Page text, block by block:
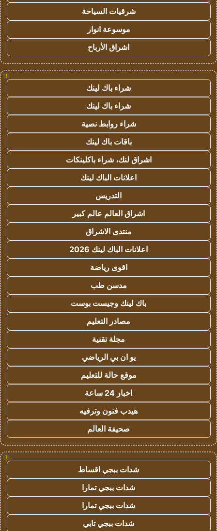
شرقيات السياحة
موسوعة انوار
اشراق الأرباح
!
شراء باك لينك
شراء باك لينك
شراء روابط نصية
باقات باك لينك
اشراق لنك، شراء باكلينكات
اعلانات الباك لينك
التدريس
اشراق العالم عالم كبير
منتدى الاشراق
اعلانات الباك لينك 2026
اقوى رياضة
مدسن طب
باك لينك وجيست بوست
مصادر التعليم
مجلة تقنية
يو ان بي الرياضي
موقع حالة للتعليم
اخبار 24 ساعة
هيدب فنون وترفيه
صحيفة العالم
!
شدات ببجي اقساط
شدات ببجي تمارا
شدات ببجي تمارا
شدات ببجي تابي